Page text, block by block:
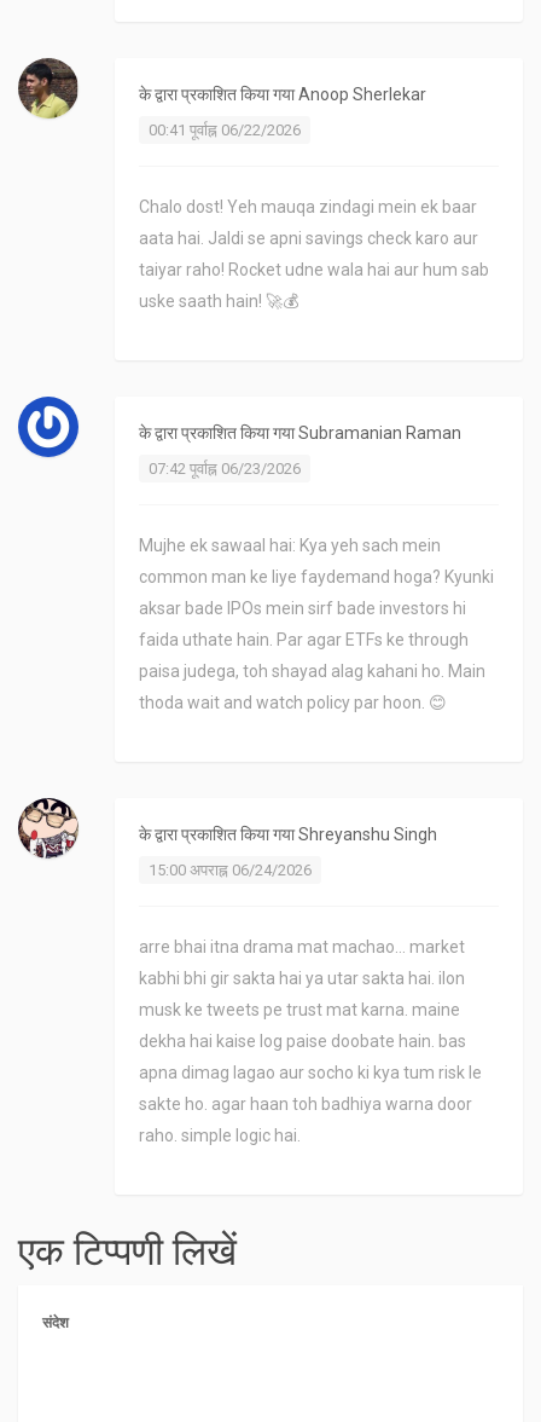
के द्वारा प्रकाशित किया गयाAnoop Sherlekar
00:41 पूर्वाह्न 06/22/2026
Chalo dost! Yeh mauqa zindagi mein ek baar
aata hai. Jaldi se apni savings check karo aur
taiyar raho! Rocket udne wala hai aur hum sab
uske saath hain! 🚀💰
के द्वारा प्रकाशित किया गयाSubramanian Raman
07:42 पूर्वाह्न 06/23/2026
Mujhe ek sawaal hai: Kya yeh sach mein
common man ke liye faydemand hoga? Kyunki
aksar bade IPOs mein sirf bade investors hi
faida uthate hain. Par agar ETFs ke through
paisa judega, toh shayad alag kahani ho. Main
thoda wait and watch policy par hoon. 😊
के द्वारा प्रकाशित किया गयाShreyanshu Singh
15:00 अपराह्न 06/24/2026
arre bhai itna drama mat machao... market
kabhi bhi gir sakta hai ya utar sakta hai. ilon
musk ke tweets pe trust mat karna. maine
dekha hai kaise log paise doobate hain. bas
apna dimag lagao aur socho ki kya tum risk le
sakte ho. agar haan toh badhiya warna door
raho. simple logic hai.
एक टिप्पणी लिखें
संदेश